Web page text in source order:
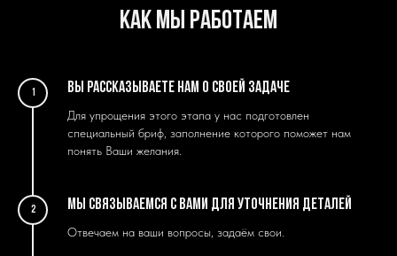
Как мы работаем
1 Вы рассказываете нам о своей задаче
Для упрощения этого этапа у нас подготовлен
специальный бриф, заполнение которого поможет нам
понять Ваши желания.
2 Мы связываемся с Вами для уточнения деталей
Отвечаем на ваши вопросы, задаём свои.